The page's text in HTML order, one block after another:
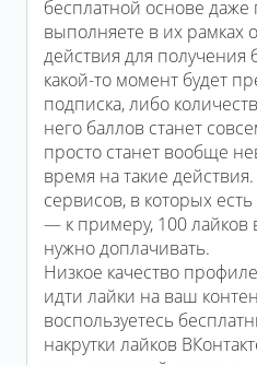
бесплатной основе даже
выполняете в их рамках
действия для
какой-то момент будет
подписка, либо
него баллов станет
просто станет вообще
время на такие
сервисов, в которых
— к примеру, 100 лайков
нужно доплачивать.
Низкое качество
идти лайки на ваш
воспользуетесь
накрутки лайков